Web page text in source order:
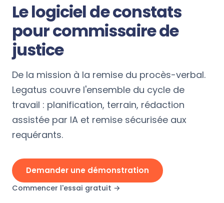
Le logiciel de constats
pour commissaire de
justice
De la mission à la remise du procès-verbal.
Legatus couvre l'ensemble du cycle de
travail : planification, terrain, rédaction
assistée par IA et remise sécurisée aux
requérants.
Demander une démonstration
Commencer l'essai gratuit →